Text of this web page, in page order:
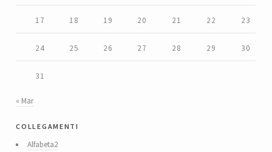
17 18 19 20 21 22 23
24 25 26 27 28 29 30
31
« Mar
collegamenti
Alfabeta2